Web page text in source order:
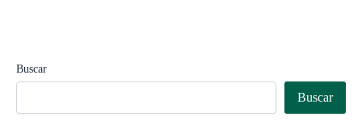
Buscar
Buscar